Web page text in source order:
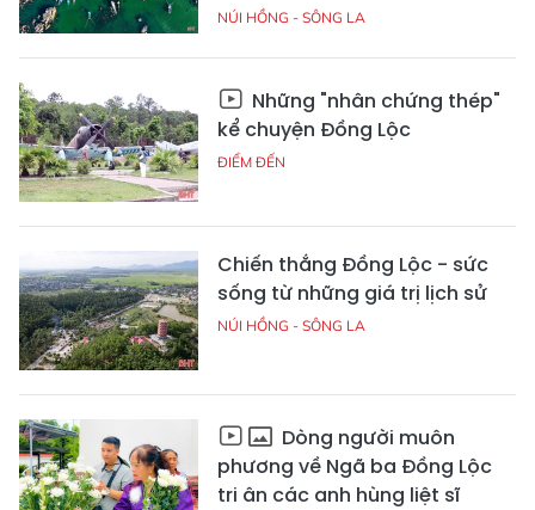
NÚI HỒNG - SÔNG LA
Những "nhân chứng thép"
kể chuyện Đồng Lộc
ĐIỂM ĐẾN
Chiến thắng Đồng Lộc - sức
sống từ những giá trị lịch sử
NÚI HỒNG - SÔNG LA
Dòng người muôn
phương về Ngã ba Đồng Lộc
tri ân các anh hùng liệt sĩ